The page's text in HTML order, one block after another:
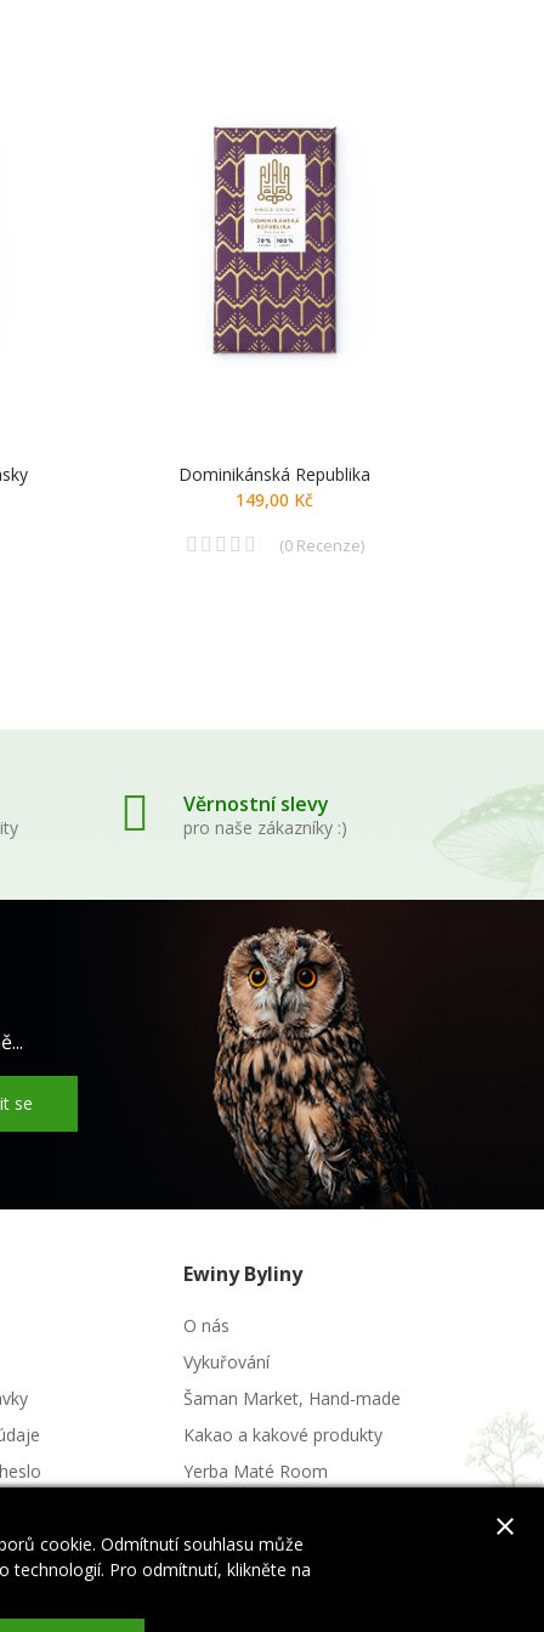
Dominikánská Republika
149,00 Kč
(0Recenze)
Věrnostní slevy
pro naše zákazníky :)
se
Ewiny Byliny
O nás
Vykuřování
Šaman Market, Hand-made
Kakao a kakové produkty
Yerba Maté Room
close
cookie. Odmítnutí souhlasu může
technologií. Pro odmítnutí, klikněte na